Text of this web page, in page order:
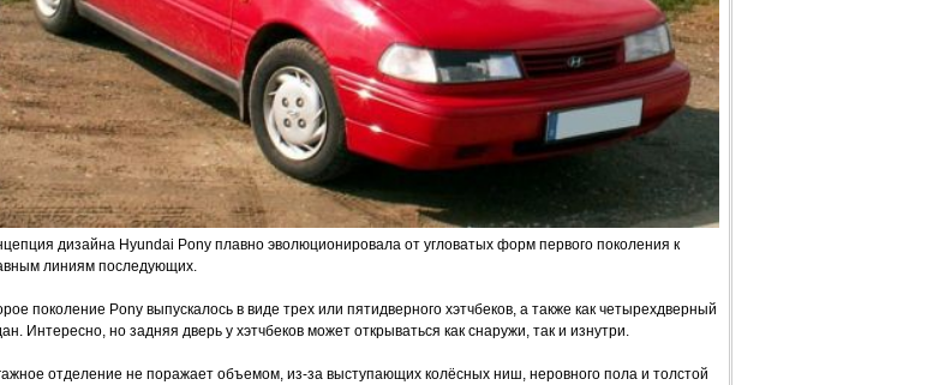
дизайна Hyundai Pony плавно эволюционировала от угловатых форм первого поколения к
линиям последующих.
поколение Pony выпускалось в виде трех или пятидверного хэтчбеков, а также как четырехдверный
Интересно, но задняя дверь у хэтчбеков может открываться как снаружи, так и изнутри.
отделение не поражает объемом, из-за выступающих колёсных ниш, неровного пола и толстой